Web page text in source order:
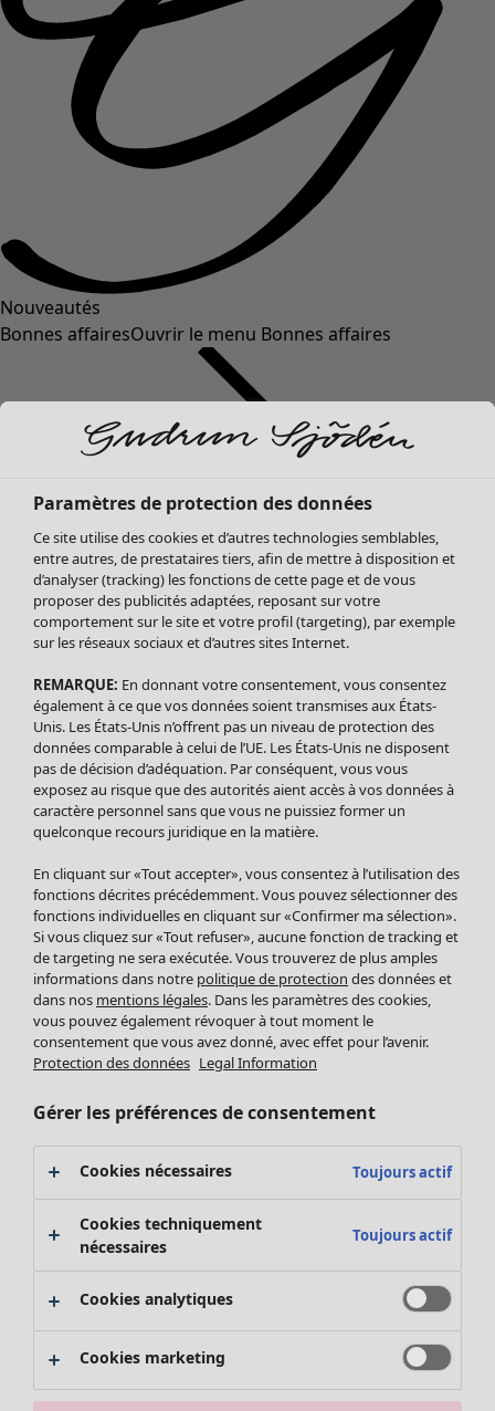
Nouveautés
Bonnes affairesOuvrir le menu Bonnes affaires
Soldes Vêtements
Tous les vêtements
Robes
Tuniques
Blouses
Tops
Gilets
Pantalon
Jupes
Leggings et collants
Accessoires
Chaussures
Vêtements de bain
Basics
Soldes Mobilier
Bonnes affaires déco
Décoration
Textiles
Tapis
Éponge
Promos SOLDES
Les promos de Gudrun Sjödén
Nouvel arrivage
Bonnes affaires en soldes - jusqu'à -70
Paramètres de protection des données
Ce site utilise des cookies et d’autres technologies semblables,
entre autres, de prestataires tiers, afin de mettre à disposition et
d’analyser (tracking) les fonctions de cette page et de vous
proposer des publicités adaptées, reposant sur votre
comportement sur le site et votre profil (targeting), par exemple
sur les réseaux sociaux et d’autres sites Internet.
REMARQUE: En donnant votre consentement, vous consentez
également à ce que vos données soient transmises aux États-
Unis. Les États-Unis n’offrent pas un niveau de protection des
données comparable à celui de l’UE. Les États-Unis ne disposent
pas de décision d’adéquation. Par conséquent, vous vous
exposez au risque que des autorités aient accès à vos données à
caractère personnel sans que vous ne puissiez former un
quelconque recours juridique en la matière.
En cliquant sur «Tout accepter», vous consentez à l’utilisation des
fonctions décrites précédemment. Vous pouvez sélectionner des
fonctions individuelles en cliquant sur «Confirmer ma sélection».
Si vous cliquez sur «Tout refuser», aucune fonction de tracking et
de targeting ne sera exécutée. Vous trouverez de plus amples
informations dans notre politique de protection des données et
dans nos mentions légales. Dans les paramètres des cookies,
vous pouvez également révoquer à tout moment le
consentement que vous avez donné, avec effet pour l’avenir.
Protection des données Legal Information
Gérer les préférences de consentement
Cookies nécessaires Toujours actif
Cookies techniquement
nécessaires
Toujours actif
Cookies analytiques
Cookies marketing